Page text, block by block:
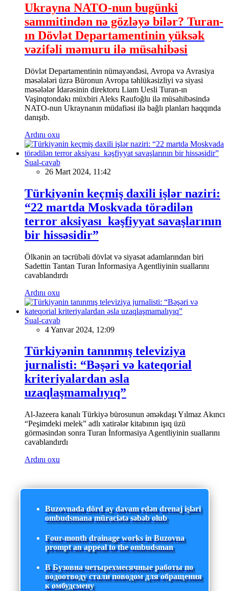
Ukrayna NATO-nun bugünki
sammitindən nə gözləyə bilər? Turan-
ın Dövlət Departamentinin yüksək
vəzifəli məmuru ilə müsahibəsi
Dövlət Departamentinin nümayəndəsi, Avropa və Avrasiya
məsələləri üzrə Büronun Avropa təhlükəsizliyi və siyasi
məsələlər İdarəsinin direktoru Liam Uesli Turan-ın
Vaşinqtondakı müxbiri Aleks Raufoğlu ilə müsahibəsində
NATO-nun Ukraynanın müdafiəsi ilə bağlı planları haqqında
danışıb.
Ardını oxu
Sual-cavab
26 Mart 2024, 11:42
Türkiyənin keçmiş daxili işlər naziri:
“22 martda Moskvada törədilən
terror aksiyası kəşfiyyat savaşlarının
bir hissəsidir”
Ölkənin ən təcrübəli dövlət və siyasət adamlarından biri
Sadettin Tantan Turan İnformasiya Agentliyinin suallarını
cavablandırdı
Ardını oxu
Sual-cavab
4 Yanvar 2024, 12:09
Türkiyənin tanınmış televiziya
jurnalisti: “Bəşəri və kateqorial
kriteriyalardan əsla
uzaqlaşmamalıyıq”
Al-Jazeera kanalı Türkiyə bürosunun əməkdaşı Yılmaz Akıncı
“Peşimdeki melek” adlı xatirələr kitabının işıq üzü
görməsindən sonra Turan İnformasiya Agentliyinin suallarını
cavablandırdı
Ardını oxu
Buzovnada dörd ay davam edən drenaj işləri
ombudsmana müraciətə səbəb olub
Four-month drainage works in Buzovna
prompt an appeal to the ombudsman
В Бузовна четырехмесячные работы по
водоотводу стали поводом для обращения
к омбудсмену